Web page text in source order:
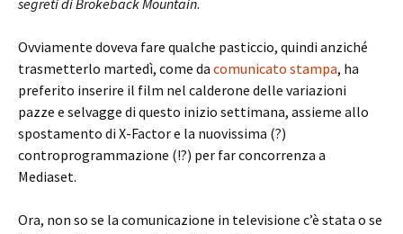
segreti di Brokeback Mountain.
Ovviamente doveva fare qualche pasticcio, quindi anziché
trasmetterlo martedì, come da comunicato stampa, ha
preferito inserire il film nel calderone delle variazioni
pazze e selvagge di questo inizio settimana, assieme allo
spostamento di X-Factor e la nuovissima (?)
controprogrammazione (!?) per far concorrenza a
Mediaset.
Ora, non so se la comunicazione in televisione c’è stata o se